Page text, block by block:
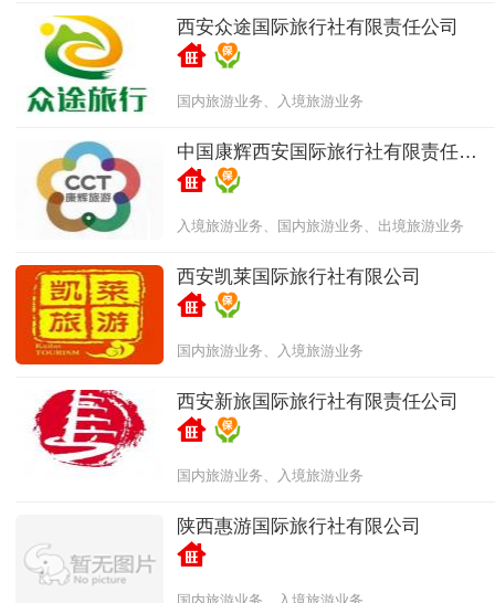
西安众途国际旅行社有限责任公司
国内旅游业务、入境旅游业务
中国康辉西安国际旅行社有限责任公
司
入境旅游业务、国内旅游业务、出境旅游业务
西安凯莱国际旅行社有限公司
国内旅游业务、入境旅游业务
西安新旅国际旅行社有限责任公司
国内旅游业务、入境旅游业务
陕西惠游国际旅行社有限公司